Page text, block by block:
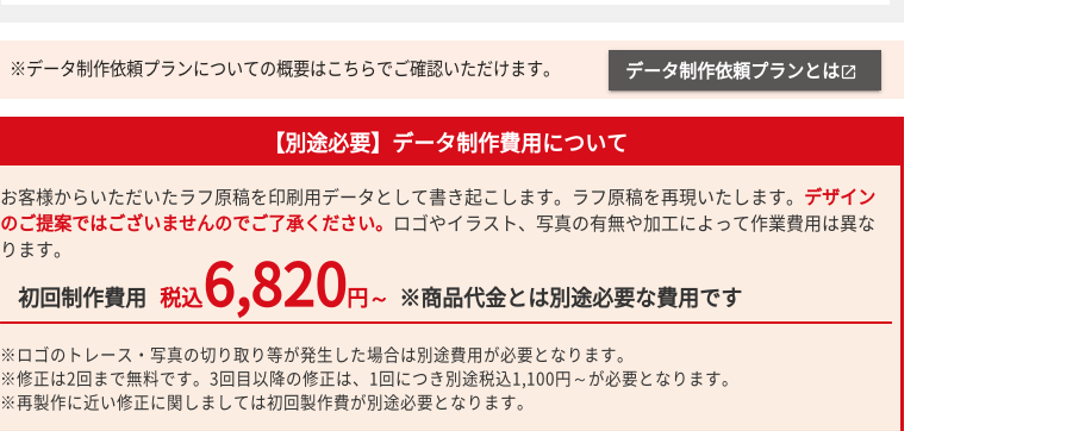
※データ制作依頼プランについての概要はこちらでご確認いただけます。 データ制作依頼プランとはopen_in_new
【別途必要】データ制作費用について
お客様からいただいたラフ原稿を印刷用データとして書き起こします。ラフ原稿を再現いたします。 デザイン
のご提案ではございませんのでご了承ください。 ロゴやイラスト、写真の有無や加工によって作業費用は異な
ります。
初回制作費用 税込6,820円～ ※商品代金とは別途必要な費用です
※ロゴのトレース・写真の切り取り等が発生した場合は別途費用が必要となります。
※修正は2回まで無料です。3回目以降の修正は、1回につき別途税込1,100円～が必要となります。
※再製作に近い修正に関しましては初回製作費が別途必要となります。